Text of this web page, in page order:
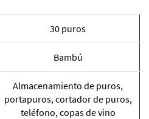
30 puros
Bambú
Almacenamiento de puros,
portapuros, cortador de puros,
teléfono, copas de vino